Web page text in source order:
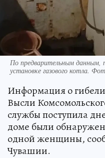
По предварительным данным,
установке газового котла.
Информация о
Высли
службы поступила
доме были
одной женщины,
Чувашии.